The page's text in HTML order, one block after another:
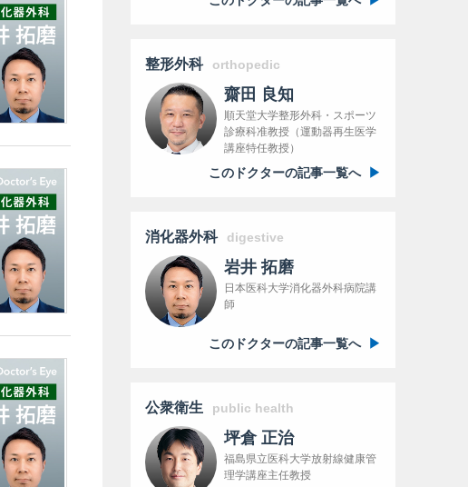
整形外科 orthopedic
齋田 良知
順天堂大学整形外科・スポーツ
診療科准教授（運動器再生医学
講座特任教授）
このドクターの記事一覧へ
消化器外科 digestive
岩井 拓磨
日本医科大学消化器外科病院講
師
このドクターの記事一覧へ
公衆衛生 public health
坪倉 正治
福島県立医科大学放射線健康管
理学講座主任教授